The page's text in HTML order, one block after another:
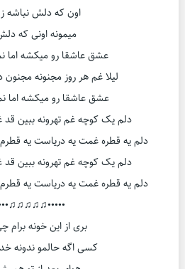
اون که دلش نباشه
میمونه اونی که
عشق عاشقا رو میکشه اما
لیلا غم هر روز مجنونه مجنون
عشق عاشقا رو میکشه اما
دلم یک کوچه غم تهرونه ببین قد
دلم یه قطره غمت یه دریاست یه
دلم یک کوچه غم تهرونه ببین قد
دلم یه قطره غمت یه دریاست یه
بری از این خونه برام
کسی اگه حالمو ندونه